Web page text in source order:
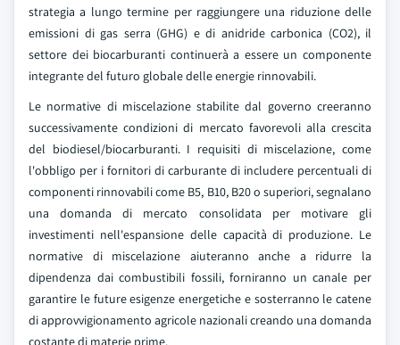
strategia a lungo termine per raggiungere una riduzione delle
emissioni di gas serra (GHG) e di anidride carbonica (CO2), il
settore dei biocarburanti continuerà a essere un componente
integrante del futuro globale delle energie rinnovabili.
Le normative di miscelazione stabilite dal governo creeranno
successivamente condizioni di mercato favorevoli alla crescita
del biodiesel/biocarburanti. I requisiti di miscelazione, come
l'obbligo per i fornitori di carburante di includere percentuali di
componenti rinnovabili come B5, B10, B20 o superiori, segnalano
una domanda di mercato consolidata per motivare gli
investimenti nell'espansione delle capacità di produzione. Le
normative di miscelazione aiuteranno anche a ridurre la
dipendenza dai combustibili fossili, forniranno un canale per
garantire le future esigenze energetiche e sosterranno le catene
di approvvigionamento agricole nazionali creando una domanda
costante di materie prime.